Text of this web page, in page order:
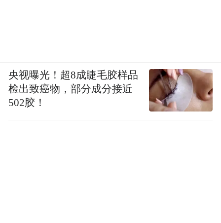
央视曝光！超8成睫毛胶样品
检出致癌物，部分成分接近
502胶！